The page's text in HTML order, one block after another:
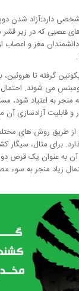
دارد:آزاد شدن
عصبی که در زیر قشر
مغز و اعصاب
گرفته تا
می شوند. احتمال
به اعتیاد شود،
و قابلیت آزادسازی
طریق روش های
برای مثال، سیگار
آن به عنوان یک قرص
زیاد منجر به سوء